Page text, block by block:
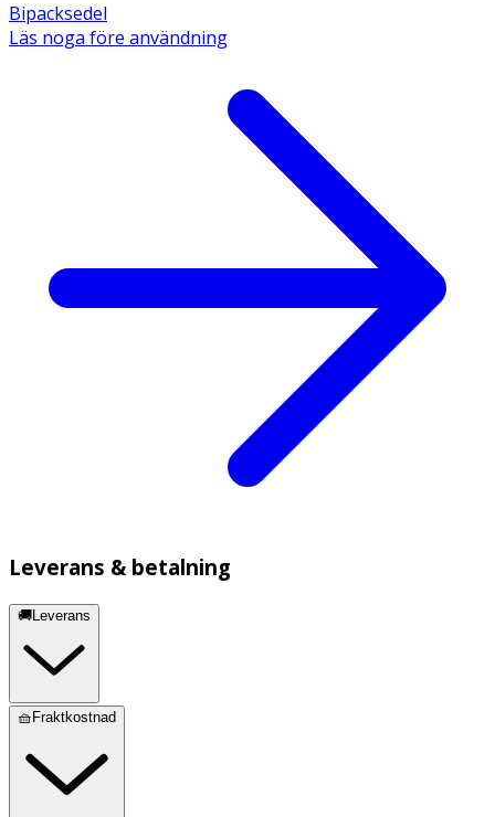
Bipacksedel
Läs noga före användning
Leverans & betalning
🚚Leverans
🧺Fraktkostnad